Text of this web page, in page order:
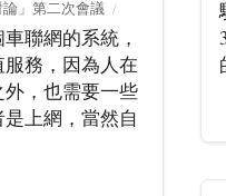
」第二次會議
聯網的系統，
務，因為人在
，也需要一些
上網，當然自